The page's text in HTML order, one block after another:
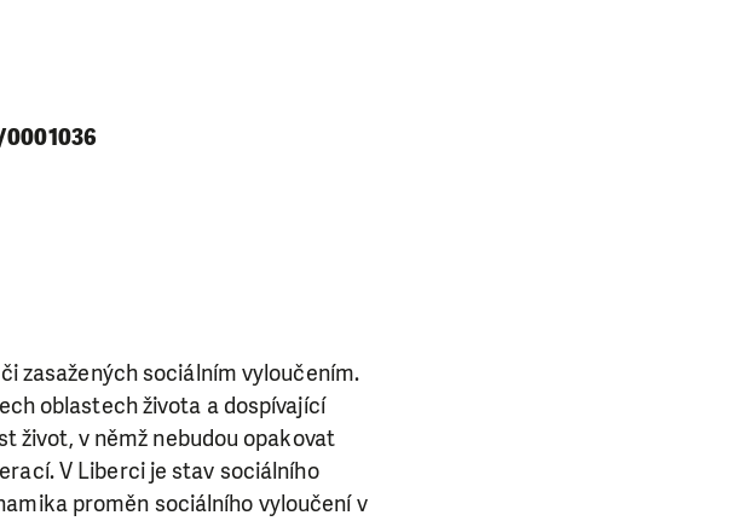
zasažených sociálním vyloučením.
oblastech života a dospívající
život, v němž nebudou opakovat
V Liberci je stav sociálního
proměn sociálního vyloučení v